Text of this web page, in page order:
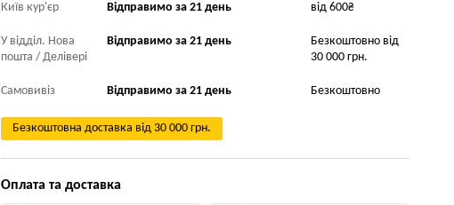
Київ кур'єр Відправимо за 21 день від 600₴
У відділ. Нова
пошта / Делівері
Відправимо за 21 день
Безкоштовно від
30 000 грн.
Самовивіз Відправимо за 21 день Безкоштовно
Безкоштовна доставка від 30 000 грн.
Оплата та доставка